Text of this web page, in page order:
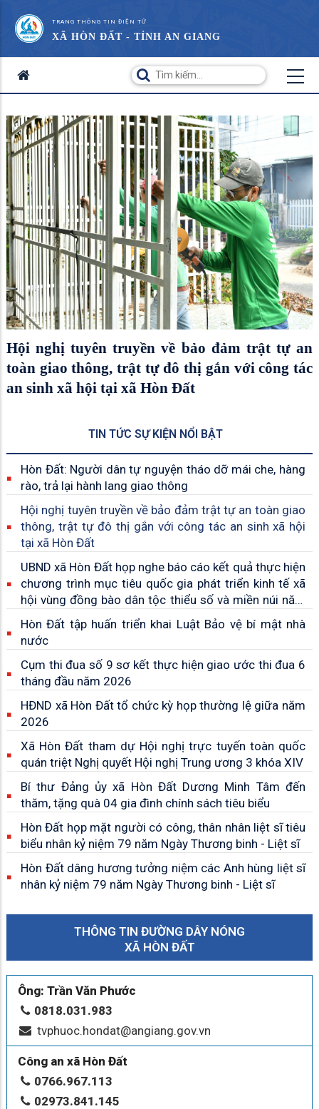
TRANG THÔNG TIN ĐIỆN TỬ
XÃ HÒN ĐẤT - TỈNH AN GIANG
Hội nghị tuyên truyền về bảo đảm trật tự an
toàn giao thông, trật tự đô thị gắn với công tác
an sinh xã hội tại xã Hòn Đất
TIN TỨC SỰ KIỆN NỔI BẬT
Hòn Đất: Người dân tự nguyện tháo dỡ mái che, hàng
rào, trả lại hành lang giao thông
Hội nghị tuyên truyền về bảo đảm trật tự an toàn giao
thông, trật tự đô thị gắn với công tác an sinh xã hội
tại xã Hòn Đất
UBND xã Hòn Đất họp nghe báo cáo kết quả thực hiện
chương trình mục tiêu quốc gia phát triển kinh tế xã
hội vùng đồng bào dân tộc thiểu số và miền núi năm
2026
Hòn Đất tập huấn triển khai Luật Bảo vệ bí mật nhà
nước
Cụm thi đua số 9 sơ kết thực hiện giao ước thi đua 6
tháng đầu năm 2026
HĐND xã Hòn Đất tổ chức kỳ họp thường lệ giữa năm
2026
Xã Hòn Đất tham dự Hội nghị trực tuyến toàn quốc
quán triệt Nghị quyết Hội nghị Trung ương 3 khóa XIV
Bí thư Đảng ủy xã Hòn Đất Dương Minh Tâm đến
thăm, tặng quà 04 gia đình chính sách tiêu biểu
Hòn Đất họp mặt người có công, thân nhân liệt sĩ tiêu
biểu nhân kỷ niệm 79 năm Ngày Thương binh - Liệt sĩ
Hòn Đất dâng hương tưởng niệm các Anh hùng liệt sĩ
nhân kỷ niệm 79 năm Ngày Thương binh - Liệt sĩ
THÔNG TIN ĐƯỜNG DÂY NÓNG
XÃ HÒN ĐẤT
Ông: Trần Văn Phước
0818.031.983
tvphuoc.hondat@angiang.gov.vn
Công an xã Hòn Đất
0766.967.113
02973.841.145